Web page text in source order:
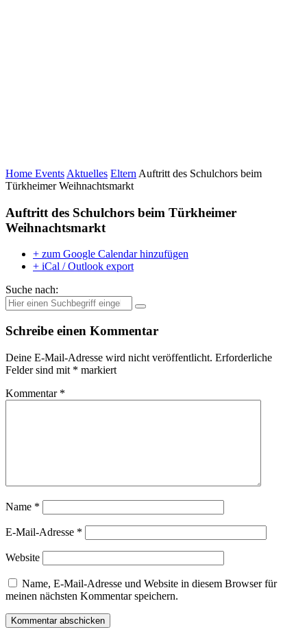
Home Events Aktuelles Eltern Auftritt des Schulchors beim
Türkheimer Weihnachtsmarkt
Auftritt des Schulchors beim Türkheimer
Weihnachtsmarkt
+ zum Google Calendar hinzufügen
+ iCal / Outlook export
Suche nach:
Schreibe einen Kommentar
Deine E-Mail-Adresse wird nicht veröffentlicht. Erforderliche
Felder sind mit * markiert
Kommentar *
Name *
E-Mail-Adresse *
Website
Name, E-Mail-Adresse und Website in diesem Browser für
meinen nächsten Kommentar speichern.